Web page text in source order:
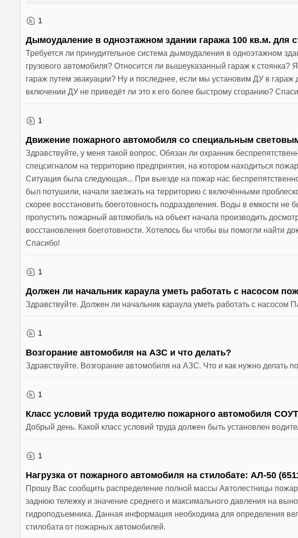
1
Дымоудаление в одноэтажном здании гаража 100 кв.м. для
Требуется ли принудительное система дымоудаления в одноэтажном
грузового автомобиля? Относится ли вышеуказанный гараж к
гараж путем эвакуации? Ну и последнее, если мы установим ДУ в гараж
включении ДУ не приведёт ли это к его более быстрому сгоранию?
1
Движение пожарного автомобиля со специальным
Здравствуйте, у меня такой вопрос. Обязан ли охранник
спецсигналом на территорию предприятия, на котором находиться
Ситуация была следующая... При выезде на пожар нас
был потушили, начали заезжать на территорию с включёнными
скорее восстановить боеготовность подразделения. Воды в емкости
пропустить пожарный автомобиль на объект начала производить
восстановления боеготовности. Хотелось бы чтобы вы помогли найти
Спасибо!
1
Должен ли начальник караула уметь работать с насосом
Здравствуйте. Должен ли начальник караула уметь работать с насосом
1
Возгорание автомобиля на АЗС и что делать?
Здравствуйте. Возгорание автомобиля на АЗС. Что и как нужно делать
1
Класс условий труда водителю пожарного автомобиля СОУТ
Добрый день. Какой класс условий труда должен быть установлен
1
Нагрузка от пожарного автомобиля на стилобате: АЛ-50
Прошу Вас сообщить распределение полной массы Автолестницы
заднюю тележку и значение среднего и максимального давления на
гидроподъемника. Данная информация необходима для определения
стилобата от пожарных автомобилей.